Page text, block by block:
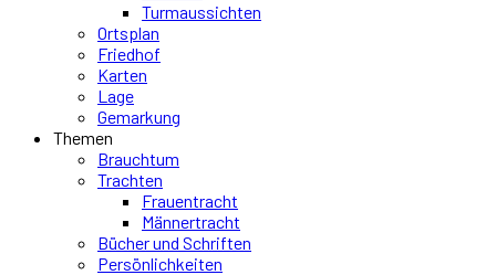
Turmaussichten
Ortsplan
Friedhof
Karten
Lage
Gemarkung
Themen
Brauchtum
Trachten
Frauentracht
Männertracht
Bücher und Schriften
Persönlichkeiten